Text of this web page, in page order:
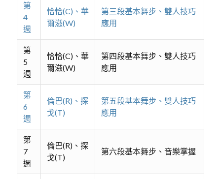
第
4
週
恰恰(C)、華
爾滋(W)
第三段基本舞步、雙人技巧
應用
第
5
週
恰恰(C)、華
爾滋(W)
第四段基本舞步、雙人技巧
應用
第
6
週
倫巴(R)、探
戈(T)
第五段基本舞步、雙人技巧
應用
第
7
週
倫巴(R)、探
戈(T)
第六段基本舞步、音樂掌握